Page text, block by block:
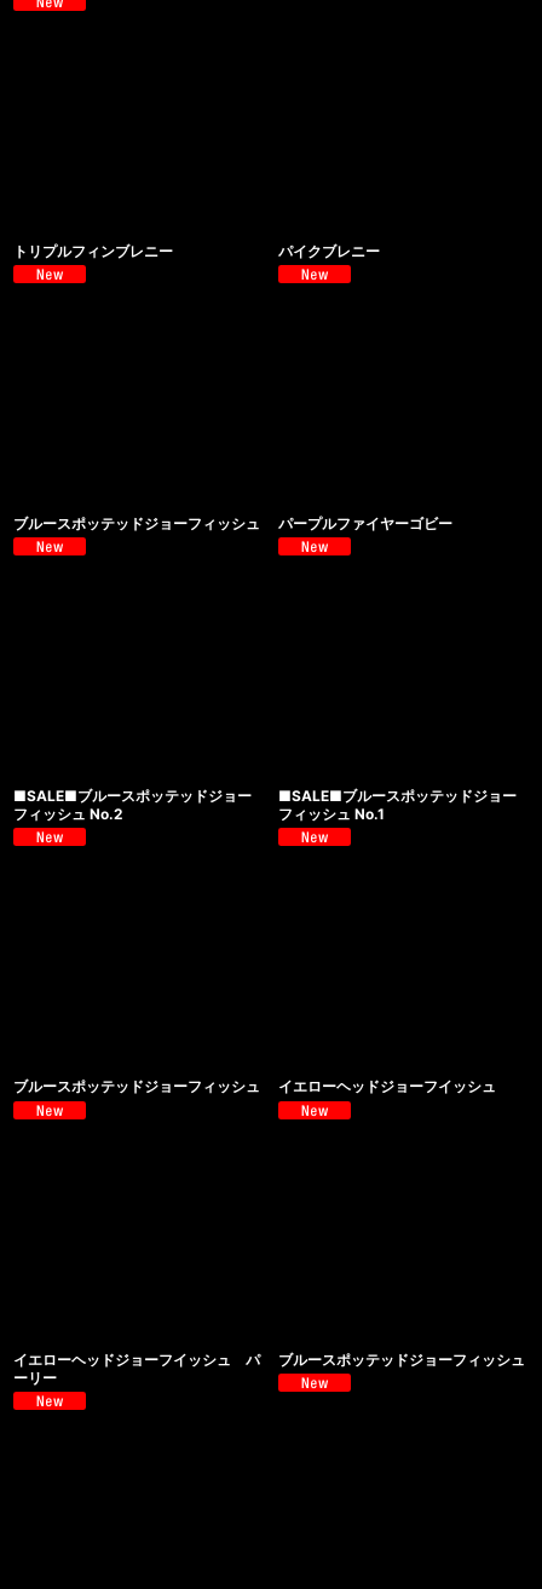
トリプルフィンブレニー パイクブレニー
ブルースポッテッドジョーフィッシュ パープルファイヤーゴビー
■SALE■ブルースポッテッドジョー
フィッシュ No.2
■SALE■ブルースポッテッドジョー
フィッシュ No.1
ブルースポッテッドジョーフィッシュ イエローヘッドジョーフイッシュ
イエローヘッドジョーフイッシュ パ
ーリー
ブルースポッテッドジョーフィッシュ